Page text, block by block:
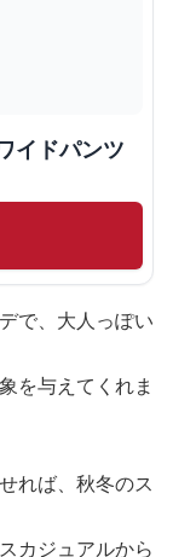
イドパンツ
で、大人っぽい
を与えてくれま
れば、秋冬のス
カジュアルから